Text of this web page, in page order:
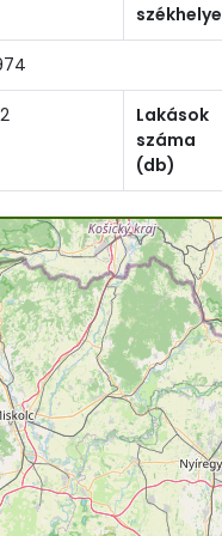
székhelye
Lakások
száma
(db)